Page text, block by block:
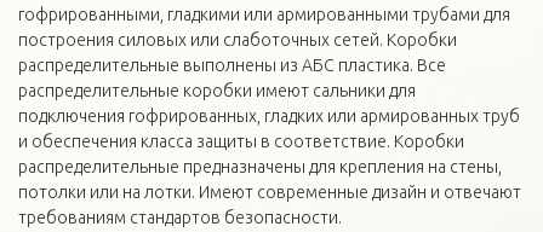
гофрированными, гладкими или армированными трубами для
построения силовых или слаботочных сетей. Коробки
распределительные выполнены из АБС пластика. Все
распределительные коробки имеют сальники для
подключения гофрированных, гладких или армированных труб
и обеспечения класса защиты в соответствие. Коробки
распределительные предназначены для крепления на стены,
потолки или на лотки. Имеют современные дизайн и отвечают
требованиям стандартов безопасности.